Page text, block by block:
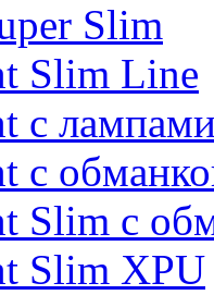
Slim
Slim Line
с
с
Slim с
Slim XPU